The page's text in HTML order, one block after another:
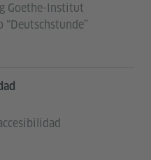
Goethe-Institut
“Deutschstunde”